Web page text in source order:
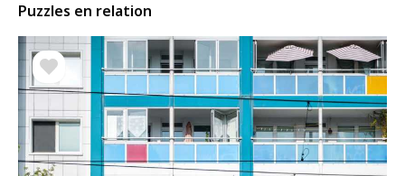
Puzzles en relation